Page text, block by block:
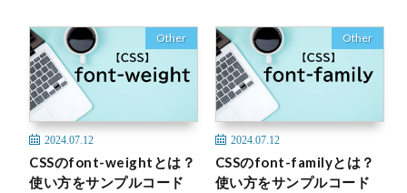
Other
2024.07.12
CSSのfont-weightとは？
使い方をサンプルコード
Other
2024.07.12
CSSのfont-familyとは？
使い方をサンプルコード